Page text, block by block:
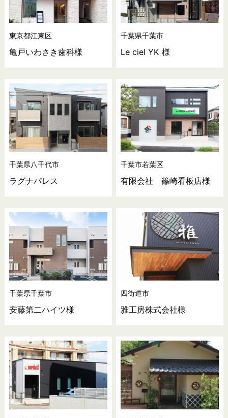
東京都江東区
亀戸いわさき歯科様
千葉県千葉市
Le ciel YK 様
千葉県八千代市
ラグナパレス
千葉市若葉区
有限会社 篠崎看板店様
千葉県千葉市
安藤第二ハイツ様
四街道市
雅工房株式会社様